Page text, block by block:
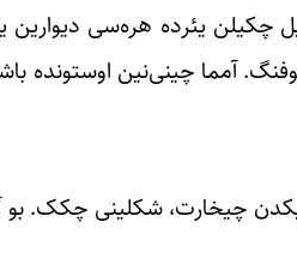
یئرده هره‌سی دیوارین
آمما چینی‌نین اوستونده
چیخارت، شکلینی چکک.